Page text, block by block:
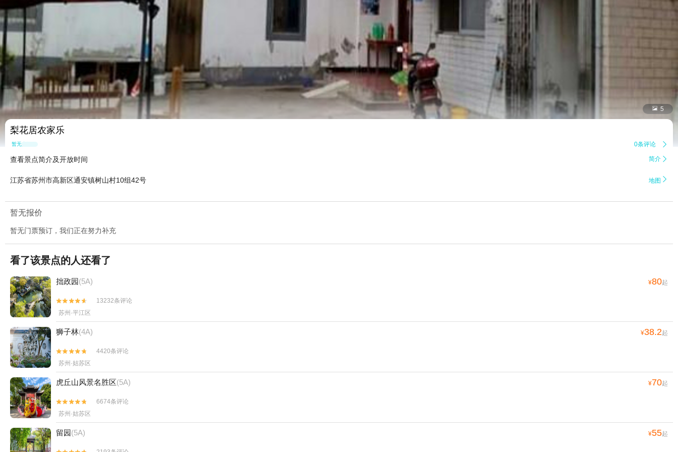
 5
梨花居农家乐
暂无点评 0条评论 
查看景点简介及开放时间 简介 
江苏省苏州市高新区通安镇树山村10组42号 地图 
暂无报价
暂无门票预订，我们正在努力补充
看了该景点的人还看了
拙政园(5A) ¥80起


13232条评论
苏州·平江区
狮子林(4A) ¥38.2起


4420条评论
苏州·姑苏区
虎丘山风景名胜区(5A) ¥70起


6674条评论
苏州·姑苏区
留园(5A) ¥55起